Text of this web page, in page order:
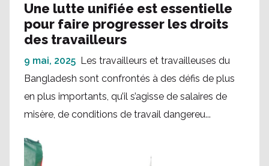
Une lutte unifiée est essentielle
pour faire progresser les droits
des travailleurs
9 mai, 2025 Les travailleurs et travailleuses du
Bangladesh sont confrontés à des défis de plus
en plus importants, qu’il s’agisse de salaires de
misère, de conditions de travail dangereu...